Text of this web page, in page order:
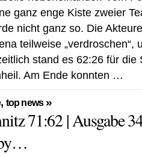
ganz enge Kiste zweier
nicht ganz so. Die
teilweise „verdroschen“,
stand es 62:26 für die
Am Ende konnten …
, top news»
71:62 | Ausgabe